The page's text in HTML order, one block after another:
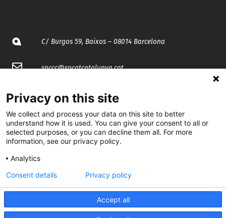
C/ Burgos 59, Baixos – 08014 Barcelona
spccc@spcgtcatalunya.cat
@CGTCatalunya
cgtcatalunya
CGTCatalunya
cgtcatalunya
Privacy on this site
We collect and process your data on this site to better
understand how it is used. You can give your consent to all or
selected purposes, or you can decline them all. For more
information, see our privacy policy.
Analytics
Accept all
Consent details Privacy policy